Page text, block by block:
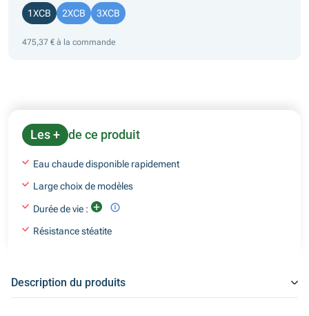
1XCB 2XCB 3XCB
475,37 € à la commande
Les + de ce produit
Eau chaude disponible rapidement
Large choix de modèles
Durée de vie :
Résistance stéatite
Description du produits